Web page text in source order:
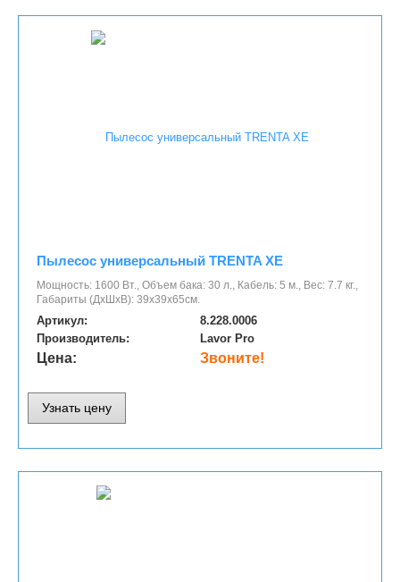
Пылесос универсальный TRENTA XE
Мощность: 1600 Вт., Объем бака: 30 л., Кабель: 5 м., Вес: 7.7 кг.,
Габариты (ДхШхВ): 39х39х65см.
Артикул:
8.228.0006
Производитель:
Lavor Pro
Цена: Звоните!
Узнать цену